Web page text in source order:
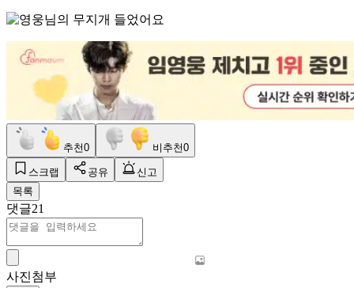
추천0 비추천0
스크랩 공유
신고
목록
댓글21
사진첨부